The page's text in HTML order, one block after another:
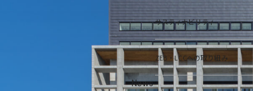
サスティナビリティ
ZEB・LCCへの取り組み
News